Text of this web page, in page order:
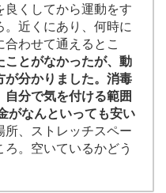
くしてから運動をす
。近くにあり、何時に
わせて通えるとこ
ことがなかったが、動
が分かりました。消毒
分で気を付ける範囲
がなんといっても安い
、ストレッチスペー
。空いているかどう